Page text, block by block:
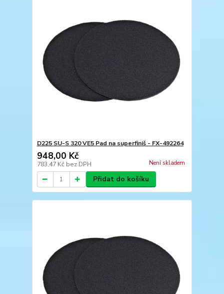
D225 SU-S 320 VE5 Pad na superfiniš - FX-492264
948,00 Kč
783,47 Kč bez DPH Není skladem
Přidat do košíku